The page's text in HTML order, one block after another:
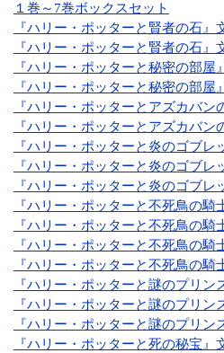
１巻～7巻ボックスセット
『ハリー・ポッターと賢者の石』
『ハリー・ポッターと賢者の石』
『ハリー・ポッターと秘密の部屋
『ハリー・ポッターと秘密の部屋
『ハリー・ポッターとアズカバン
『ハリー・ポッターとアズカバン
『ハリー・ポッターと炎のゴブレ
『ハリー・ポッターと炎のゴブレ
『ハリー・ポッターと炎のゴブレ
『ハリー・ポッターと不死鳥の騎
『ハリー・ポッターと不死鳥の騎
『ハリー・ポッターと不死鳥の騎
『ハリー・ポッターと不死鳥の騎
『ハリー・ポッターと謎のプリン
『ハリー・ポッターと謎のプリン
『ハリー・ポッターと謎のプリン
『ハリー・ポッターと死の秘宝』